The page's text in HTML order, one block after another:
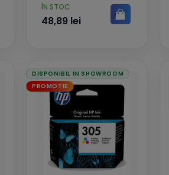
PRET
ÎN STOC
48,89 lei
DISPONIBIL IN SHOWROOM
PROMOTIE